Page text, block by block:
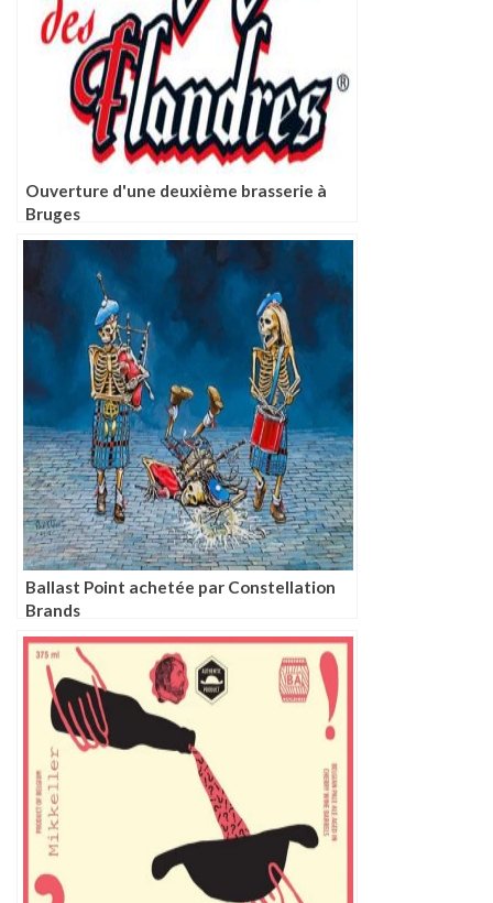
Ouverture d'une deuxième brasserie à
Bruges
Ballast Point achetée par Constellation
Brands